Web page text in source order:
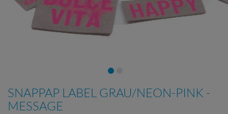
SNAPPAP LABEL GRAU/NEON-PINK -
MESSAGE